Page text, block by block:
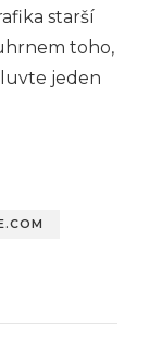
starší
toho,
jeden